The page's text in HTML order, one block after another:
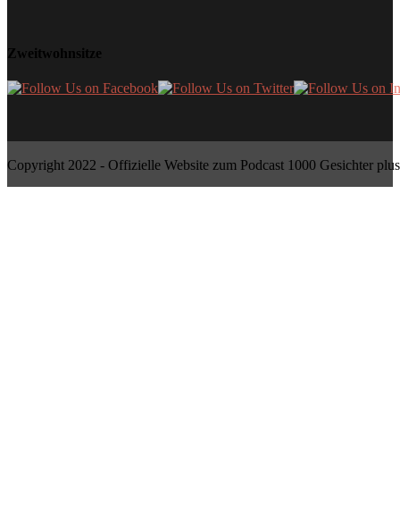
Zweitwohnsitze
Copyright 2022 - Offizielle Website zum Podcast 1000 Gesichter